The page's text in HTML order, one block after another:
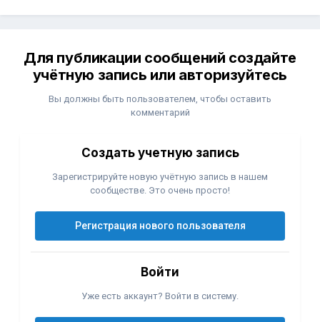
Для публикации сообщений создайте
учётную запись или авторизуйтесь
Вы должны быть пользователем, чтобы оставить
комментарий
Создать учетную запись
Зарегистрируйте новую учётную запись в нашем
сообществе. Это очень просто!
Регистрация нового пользователя
Войти
Уже есть аккаунт? Войти в систему.